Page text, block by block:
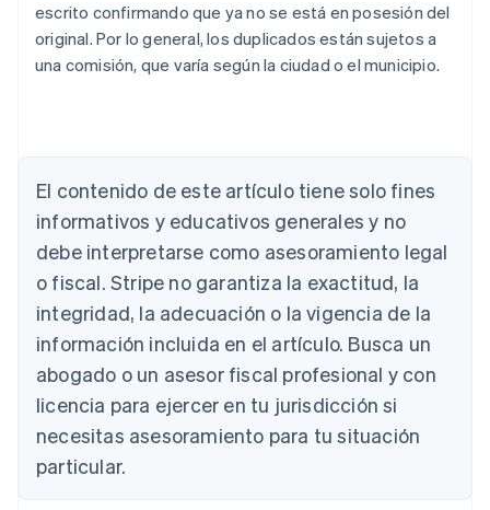
escrito confirmando que ya no se está en posesión del
original. Por lo general, los duplicados están sujetos a
una comisión, que varía según la ciudad o el municipio.
El contenido de este artículo tiene solo fines
informativos y educativos generales y no
debe interpretarse como asesoramiento legal
o fiscal. Stripe no garantiza la exactitud, la
integridad, la adecuación o la vigencia de la
información incluida en el artículo. Busca un
abogado o un asesor fiscal profesional y con
licencia para ejercer en tu jurisdicción si
necesitas asesoramiento para tu situación
particular.
Australia
English
Austria
DeutschEnglish
Bélgica
Brasil
PortuguêsEnglish
Bulgaria
English
Canadá
EnglishFrançais
China continental
简体中文 English
Chipre